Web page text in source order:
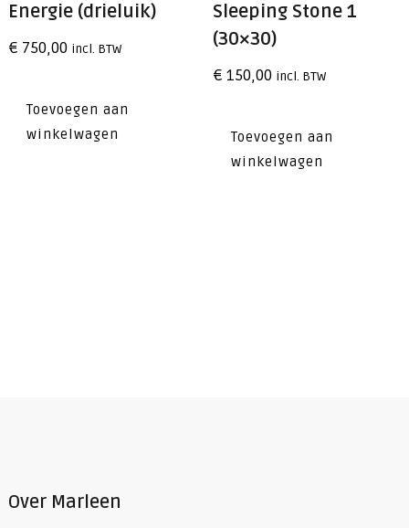
Energie (drieluik)
€ 750,00 incl. BTW
Toevoegen aan
winkelwagen
Sleeping Stone 1
(30×30)
€ 150,00 incl. BTW
Toevoegen aan
winkelwagen
Over Marleen